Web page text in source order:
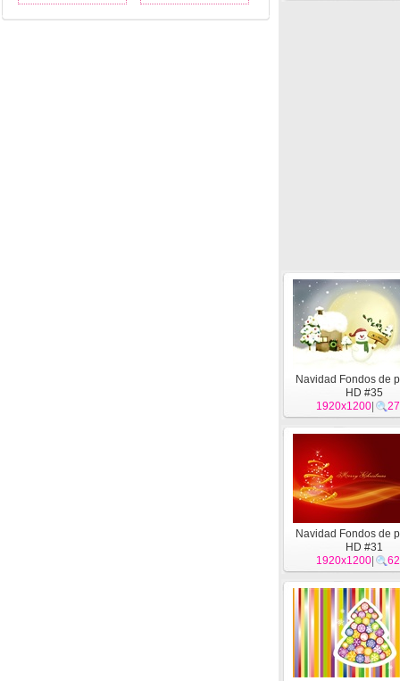
Navidad Fondos de
HD #35
1920x1200
Navidad Fondos de
HD #31
1920x1200